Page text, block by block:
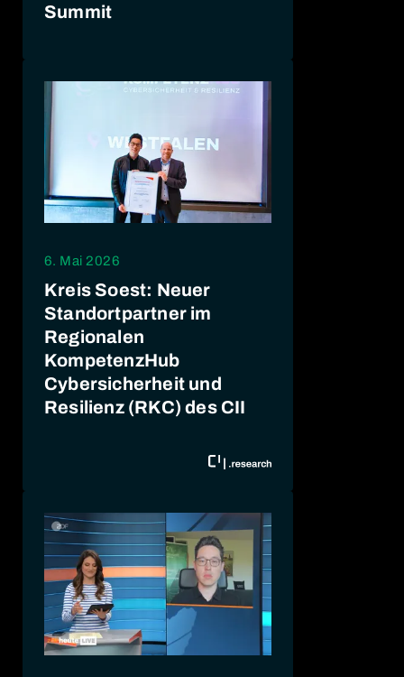
Summit
6. Mai 2026
Kreis Soest: Neuer
Standortpartner im
Regionalen
KompetenzHub
Cybersicherheit und
Resilienz (RKC) des CII